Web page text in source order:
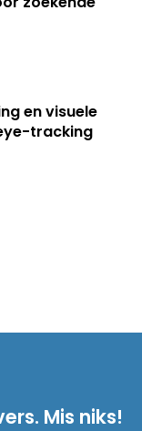
en visuele
tracking
Mis niks!